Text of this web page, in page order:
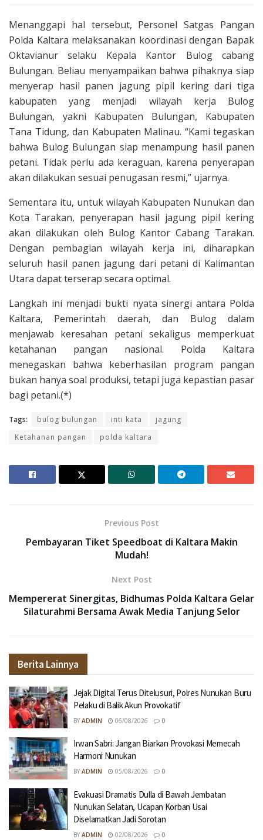
Menanggapi hal tersebut, Personel Satgas Pangan
Polda Kaltara melaksanakan koordinasi dengan Bapak
Oktavianur selaku Kepala Kantor Bulog cabang
Bulungan. Beliau menyampaikan bahwa pihaknya siap
menyerap hasil panen jagung pipil kering dari tiga
kabupaten yang menjadi wilayah kerja Bulog
Bulungan, yakni Kabupaten Bulungan, Kabupaten
Tana Tidung, dan Kabupaten Malinau. “Kami tegaskan
bahwa Bulog Bulungan siap menampung hasil panen
petani. Tidak perlu ada keraguan, karena penyerapan
akan dilakukan sesuai penugasan resmi,” ujarnya.
Sementara itu, untuk wilayah Kabupaten Nunukan dan
Kota Tarakan, penyerapan hasil jagung pipil kering
akan dilakukan oleh Bulog Kantor Cabang Tarakan.
Dengan pembagian wilayah kerja ini, diharapkan
seluruh hasil panen jagung dari petani di Kalimantan
Utara dapat terserap secara optimal.
Langkah ini menjadi bukti nyata sinergi antara Polda
Kaltara, Pemerintah daerah, dan Bulog dalam
menjawab keresahan petani sekaligus memperkuat
ketahanan pangan nasional. Polda Kaltara
menegaskan bahwa keberhasilan program pangan
bukan hanya soal produksi, tetapi juga kepastian pasar
bagi petani.(*)
Tags: bulog bulungan inti kata
jagung
Ketahanan pangan
polda kaltara
Previous Post
Pembayaran Tiket Speedboat di Kaltara Makin
Mudah!
Next Post
Mempererat Sinergitas, Bidhumas Polda Kaltara Gelar
Silaturahmi Bersama Awak Media Tanjung Selor
Berita Lainnya
Jejak Digital Terus Ditelusuri, Polres Nunukan Buru
Pelaku di Balik Akun Provokatif
BY ADMIN 06/08/2026 0
Irwan Sabri: Jangan Biarkan Provokasi Memecah
Harmoni Nunukan
BY ADMIN 05/08/2026 0
Evakuasi Dramatis Dulla di Bawah Jembatan
Nunukan Selatan, Ucapan Korban Usai
Diselamatkan Jadi Sorotan
BY ADMIN 02/08/2026 0